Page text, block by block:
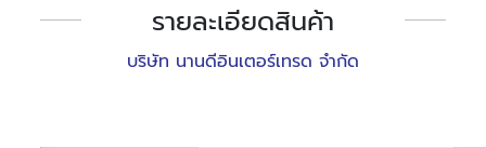
รายละเอียดสินค้า
บริษัท นานดีอินเตอร์เทรด จำกัด